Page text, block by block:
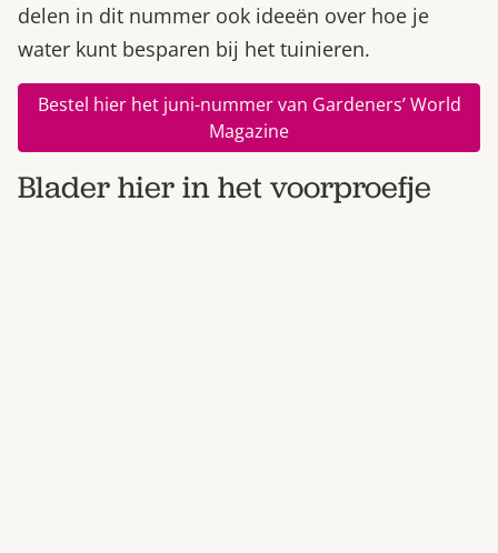
delen in dit nummer ook ideeën over hoe je
water kunt besparen bij het tuinieren.
Bestel hier het juni-nummer van Gardeners’ World
Magazine
Blader hier in het voorproefje